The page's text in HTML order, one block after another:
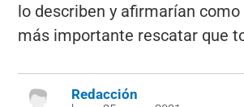
lo describen y afirmarían
más importante rescatar que
Redacción